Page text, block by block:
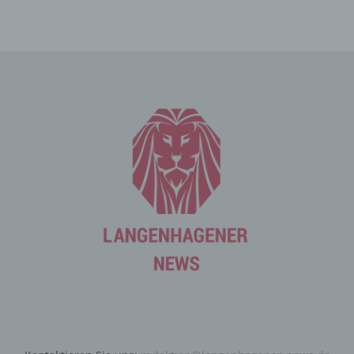
Internetbrowser oder andere Softwareprogramme
gelöscht werden. Dies ist in allen gängigen
Internetbrowsern möglich. Deaktiviert die betroffene
Person die Setzung von Cookies in dem genutzten
Internetbrowser, sind unter Umständen nicht alle
Funktionen unserer Internetseite vollumfänglich nutzbar.
Erfassung von allgemeinen Daten
und Informationen